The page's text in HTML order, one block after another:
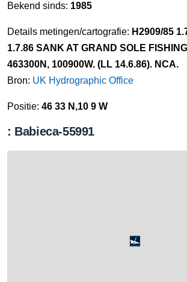
Bekend sinds: 1985
Details metingen/cartografie: H2909/85
1.7.86 SANK AT GRAND SOLE
463300N, 100900W. (LL 14.6.86). NCA.
Bron: UK Hydrographic Office
Positie: 46 33 N,10 9 W
: Babieca-55991